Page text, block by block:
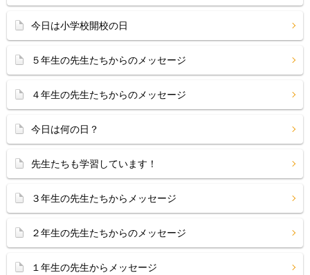
今日は小学校開校の日
５年生の先生たちからのメッセージ
４年生の先生たちからのメッセージ
今日は何の日？
先生たちも学習しています！
３年生の先生たちからメッセージ
２年生の先生たちからのメッセージ
１年生の先生からメッセージ